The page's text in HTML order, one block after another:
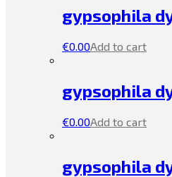
gypsophila
€0.00Add to cart
gypsophila
€0.00Add to cart
gypsophila